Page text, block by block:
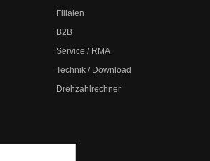
Filialen
B2B
Service / RMA
Technik / Download
Drehzahlrechner